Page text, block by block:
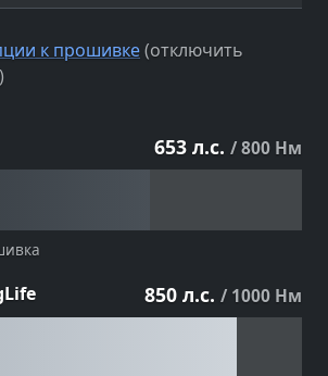
к прошивке(отключить
653 л.с. / 800 Нм
850 л.с. / 1000 Нм